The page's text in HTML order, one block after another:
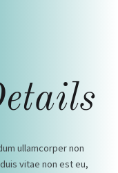
ullamcorper non
vitae non est eu,